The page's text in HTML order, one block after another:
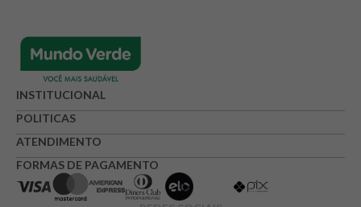
INSTITUCIONAL
POLITICAS
ATENDIMENTO
FORMAS DE PAGAMENTO